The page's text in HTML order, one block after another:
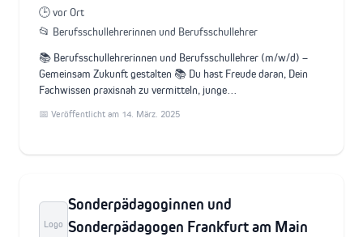
🕒 vor Ort
📂 Berufsschullehrerinnen und Berufsschullehrer
📚 Berufsschullehrerinnen und Berufsschullehrer (m/w/d) –
Gemeinsam Zukunft gestalten 📚 Du hast Freude daran, Dein
Fachwissen praxisnah zu vermitteln, junge…
📅 Veröffentlicht am 14. März. 2025
Logo
Sonderpädagoginnen und
Sonderpädagogen Frankfurt am Main